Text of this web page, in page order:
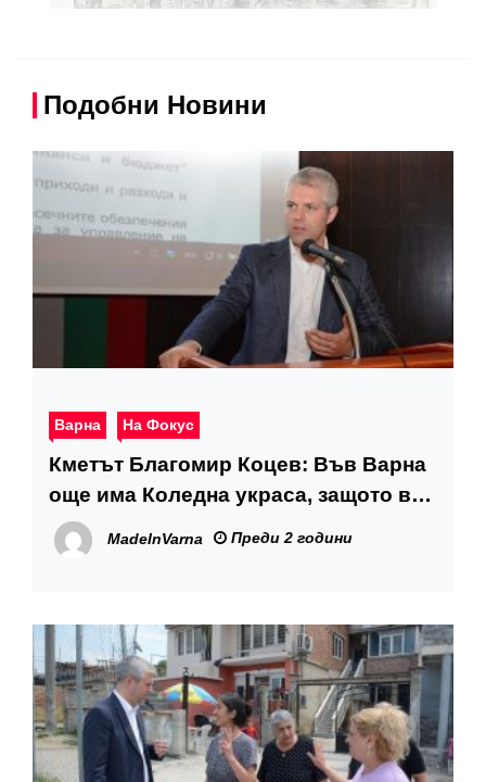
Подобни Новини
Варна На Фокус
Кметът Благомир Коцев: Във Варна
още има Коледна украса, защото в
наследения договор от предходната
администрация изобщо не е
MadeInVarna Преди 2 години